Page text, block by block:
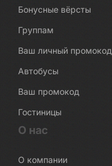
Бонусные вёрсты
Группам
Ваш личный промокод
Автобусы
Ваш промокод
Гостиницы
О нас
О компании